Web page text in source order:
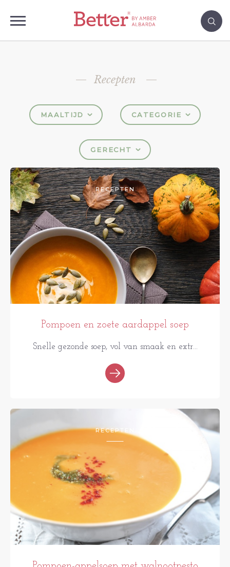
Recepten
MAALTIJD CATEGORIE
GERECHT
RECEPTEN
Pompoen en zoete aardappel soep
Snelle gezonde soep, vol van smaak en extr...
RECEPTEN